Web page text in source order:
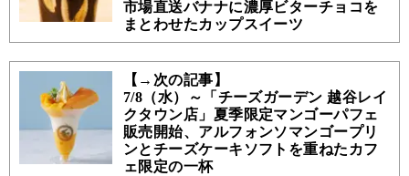
市場直送バナナに濃厚ビターチョコを
まとわせたカップスイーツ
【→次の記事】
7/8（水）～「チーズガーデン 越谷レイ
クタウン店」夏季限定マンゴーパフェ
販売開始、アルフォンソマンゴープリ
ンとチーズケーキソフトを重ねたカフ
ェ限定の一杯